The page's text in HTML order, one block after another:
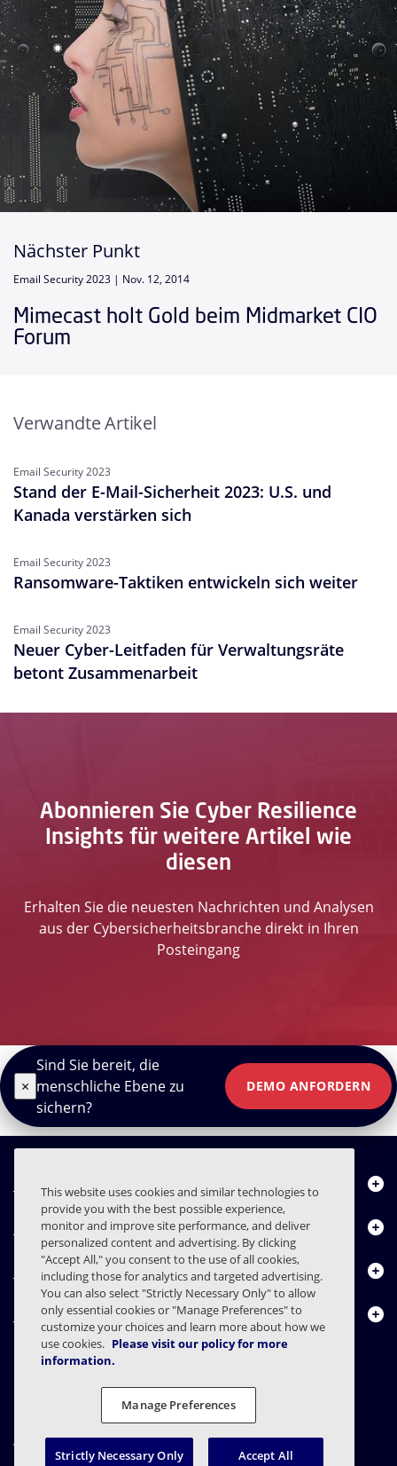
Nächster Punkt
Email Security 2023 | Nov. 12, 2014
Mimecast holt Gold beim Midmarket CIO
Forum
Verwandte Artikel
Email Security 2023
Stand der E-Mail-Sicherheit 2023: U.S. und
Kanada verstärken sich
Email Security 2023
Ransomware-Taktiken entwickeln sich weiter
Email Security 2023
Neuer Cyber-Leitfaden für Verwaltungsräte
betont Zusammenarbeit
Abonnieren Sie Cyber Resilience
Insights für weitere Artikel wie
diesen
Erhalten Sie die neuesten Nachrichten und Analysen
aus der Cybersicherheitsbranche direkt in Ihren
Posteingang
×
Sind Sie bereit, die
menschliche Ebene zu
sichern?
DEMO ANFORDERN
Über uns
Produkte
Ressourcencenter
Kontakt
Datenschutzerklärung
Recht
Einstellungen für den Datenschutz
Verantwortungsvolle Offenlegung
This website uses cookies and similar technologies to
provide you with the best possible experience,
monitor and improve site performance, and deliver
personalized content and advertising. By clicking
"Accept All," you consent to the use of all cookies,
including those for analytics and targeted advertising.
You can also select "Strictly Necessary Only" to allow
only essential cookies or "Manage Preferences" to
customize your choices and learn more about how we
use cookies. Please visit our policy for more
information.
Manage Preferences
Strictly Necessary Only Accept All